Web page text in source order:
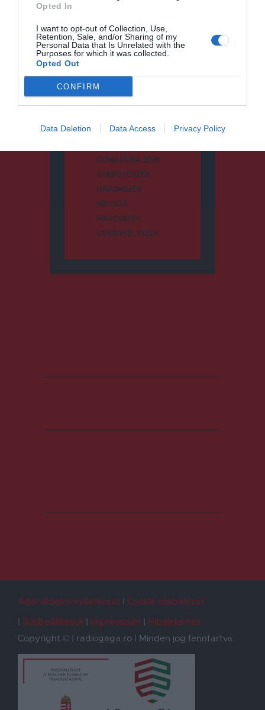
Opted In
I want to opt-out of Collection, Use,
Retention, Sale, and/or Sharing of my
Personal Data that Is Unrelated with the
Purposes for which it was collected.
Opted Out
CONFIRM
Data Deletion Data Access Privacy Policy
Kategóriák
DUMA DUBA
DUMA DUBA 2026
GYERGYÓSZÉK
HÁROMSZÉK
HÍRLISTA
MAROSSZÉK
UDVARHELYSZÉK
Adatvédelmi nyilatkozat
Cookie szabályzat
Sütibeállítások
Impresszum
Hibajelentés
Copyright © | radiogaga.ro | Minden jog fenntartva.